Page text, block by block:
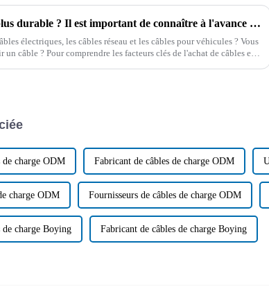
Quel câble est le plus durable ? Il est important de connaître à l'avance les connaissances d'un professionnel !
électriques, les câbles réseau et les câbles pour véhicules ? Vous
un câble ? Pour comprendre les facteurs clés de l'achat de câbles et
de charge ODM Fabricant de câbles de charge ODM
charge ODM Fournisseurs de câbles de charge ODM
de charge Boying Fabricant de câbles de charge Boying